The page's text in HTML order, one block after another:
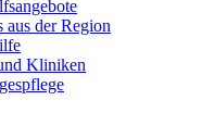
der Region
Kliniken